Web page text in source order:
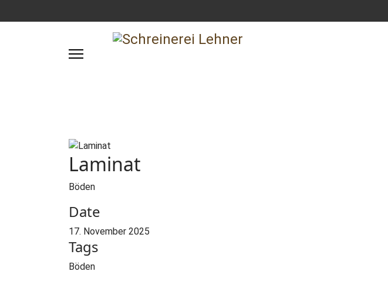
Laminat
Böden
Date
17. November 2025
Tags
Böden